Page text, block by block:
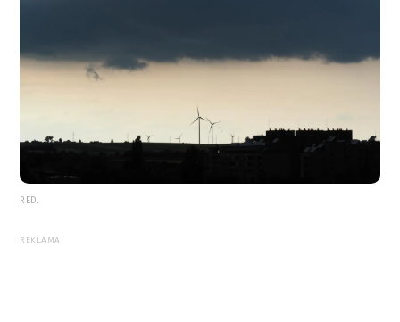
RED.
REKLAMA